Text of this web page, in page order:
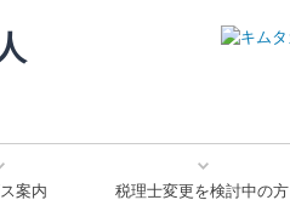
案内 税理士変更を検討中の方